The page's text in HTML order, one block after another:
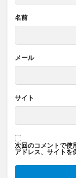
名前
メール
サイト
次回のコメントで使
アドレス、サイトを